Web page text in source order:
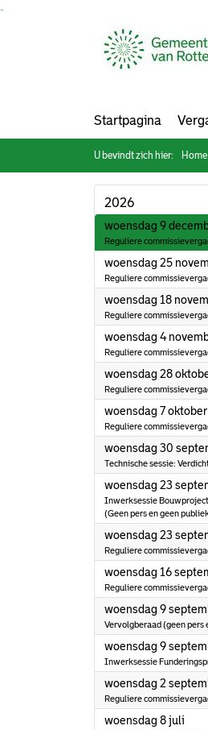
Startpagina
U bevindt zich hier: Home
2026
woensdag 9
Reguliere
woensdag 25
Reguliere
woensdag 18
Reguliere
woensdag 4
Reguliere
woensdag 28
Reguliere
woensdag 7 oktober
Reguliere
woensdag 30
Technische sessie:
woensdag 23
Inwerksessie
(Geen pers en geen
woensdag 23
Reguliere
woensdag 16
Reguliere
woensdag 9
Vervolgberaad (geen pers
woensdag 9
Inwerksessie
woensdag 2
Reguliere
woensdag 8 juli